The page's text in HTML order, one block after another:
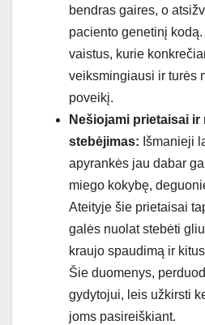
bendras gaires, o
paciento genetinį
vaistus, kurie
veiksmingiausi ir turės
poveikį.
Nešiojami prietaisai
stebėjimas: Išmanieji
apyrankės jau dabar
miego kokybę,
Ateityje šie prietaisai
galės nuolat stebėti
kraujo spaudimą ir
Šie duomenys,
gydytojui, leis užkirsti
joms pasireiškiant.